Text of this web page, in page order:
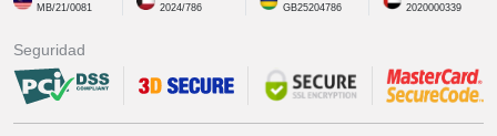
MB/21/0081
2024/786
GB25204786
2020000339
Seguridad